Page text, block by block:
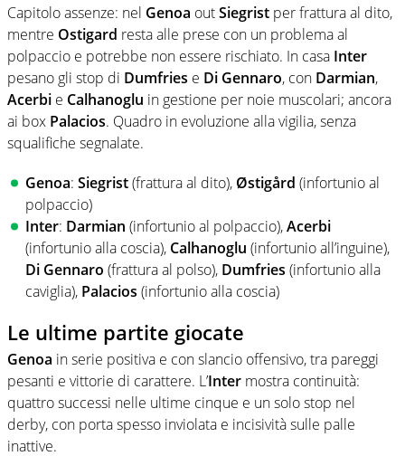
Capitolo assenze: nel Genoa outSiegrist per frattura al dito,
mentre Ostigard resta alle prese con un problema al
polpaccio e potrebbe non essere rischiato. In casa Inter
pesano gli stop di Dumfries e Di Gennaro, con Darmian,
Acerbi e Calhanoglu in gestione per noie muscolari; ancora
ai box Palacios. Quadro in evoluzione alla vigilia, senza
squalifiche segnalate.
Genoa: Siegrist(frattura al dito), Østigård (infortunio al
polpaccio)
Inter: Darmian (infortunio al polpaccio),Acerbi
(infortunio alla coscia), Calhanoglu (infortunio all’inguine),
Di Gennaro (frattura al polso), Dumfries (infortunio alla
caviglia), Palacios (infortunio alla coscia)
Le ultime partite giocate
Genoa in serie positiva e con slancio offensivo, tra pareggi
pesanti e vittorie di carattere. L’Inter mostra continuità:
quattro successi nelle ultime cinque e un solo stop nel
derby, con porta spesso inviolata e incisività sulle palle
inattive.